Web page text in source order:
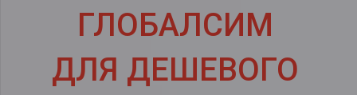
ГЛОБАЛСИМ
ДЛЯ ДЕШЕВОГО